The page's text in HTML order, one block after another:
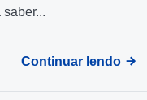
Continuar lendo